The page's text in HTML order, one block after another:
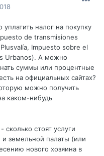
налог на покупку
de transmisiones
Impuesto sobre el
Urbanos). А можно
суммы или процентные
на официальных сайтах?
можно получить
каком-нибудь
стоят услуги
земельной палаты (или
нового хозяина в